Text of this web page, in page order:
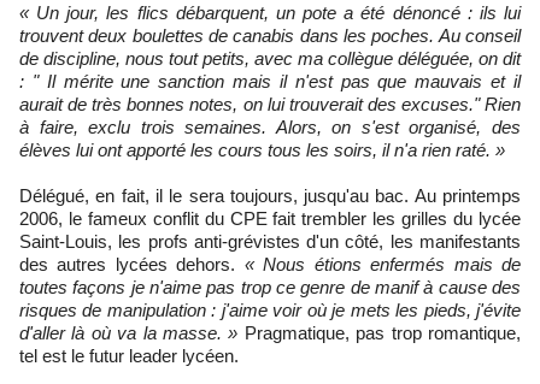
« Un jour, les flics débarquent, un pote a été dénoncé : ils lui
trouvent deux boulettes de canabis dans les poches. Au conseil
de discipline, nous tout petits, avec ma collègue déléguée, on dit
: " Il mérite une sanction mais il n'est pas que mauvais et il
aurait de très bonnes notes, on lui trouverait des excuses." Rien
à faire, exclu trois semaines. Alors, on s'est organisé, des
élèves lui ont apporté les cours tous les soirs, il n'a rien raté. »
Délégué, en fait, il le sera toujours, jusqu'au bac. Au printemps
2006, le fameux conflit du CPE fait trembler les grilles du lycée
Saint-Louis, les profs anti-grévistes d'un côté, les manifestants
des autres lycées dehors. « Nous étions enfermés mais de
toutes façons je n'aime pas trop ce genre de manif à cause des
risques de manipulation : j'aime voir où je mets les pieds, j'évite
d'aller là où va la masse. » Pragmatique, pas trop romantique,
tel est le futur leader lycéen.